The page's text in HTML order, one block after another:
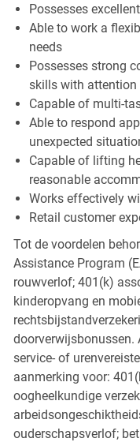
Possesses
Able to work a
needs
Possesses strong
skills with attention
Capable of multi-
Able to respond
unexpected
Capable of lifting
reasonable
Works effectively
Retail customer
Tot de voordelen
Assistance Program
rouwverlof; 401(k)
kinderopvang en
doorverwijsbonussen.
service- of
aanmerking voor:
oogheelkundige
ouderschapsverlof;